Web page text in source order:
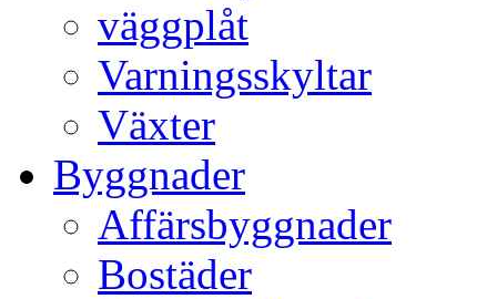
väggplåt
Varningsskyltar
Växter
Byggnader
Affärsbyggnader
Bostäder